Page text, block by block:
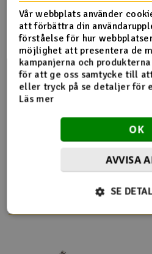
Raketer
Scooter & elfordon
Smarthem, lek och
Solenergi
Verktyg, utrustning
Futaba servokors A 39mm
Flera
på
Vår webbplats använder
att förbättra din
förståelse för hur
möjlighet att presentera de
kampanjerna och
för att ge oss samtycke till
eller tryck på se detaljer för
Läs mer
OK
AVVISA
SE